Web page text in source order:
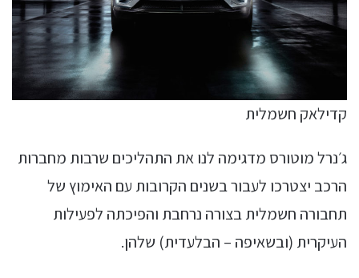
קדילאק חשמלית
ג׳נרל מוטורס מדגימה לנו את התהליכים שרבות מחברות
הרכב יצטרכו לעבור בשנים הקרובות עם האימוץ של
תחבורה חשמלית בצורה נרחבת והפיכתה לפעילות
העיקרית (ובשאיפה – הבלעדית) שלהן.